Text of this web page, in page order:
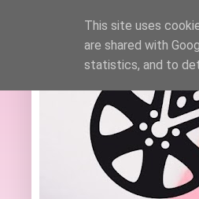
This site uses
are shared with
statistics, and to